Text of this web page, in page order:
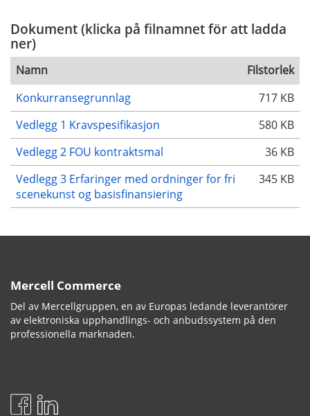
Dokument (klicka på filnamnet för att ladda
ner)
Namn
Filstorlek
Konkurransegrunnlag
717 KB
Vedlegg 1 Kravspesifikasjon
580 KB
Vedlegg 2 FOU kontraktsmal
36 KB
Vedlegg 3 Erfaringer med ordninger for fri
scenekunst og basisfinansiering
345 KB
Mercell Commerce
Del av Mercellgruppen, en av Europas ledande leverantörer
av elektroniska upphandlings- och anbudssystem på den
professionella marknaden.